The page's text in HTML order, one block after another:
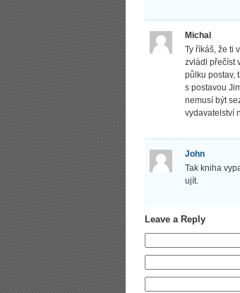
Michal
Ty říkáš, že ti
zvládl přečíst
půlku postav,
s postavou
nemusí být
vydavatelství
John
Tak kniha
ujít.
Leave a Reply